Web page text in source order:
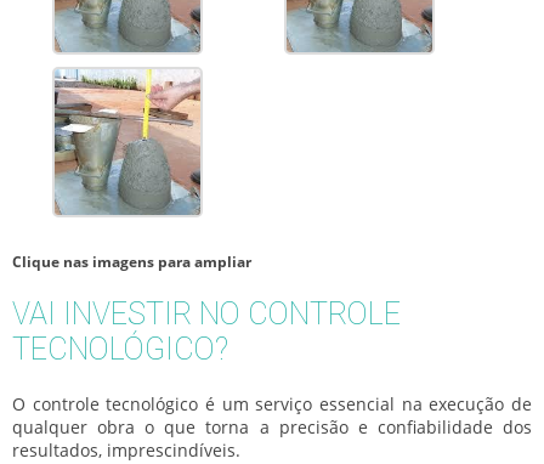
Clique nas imagens para ampliar
VAI INVESTIR NO CONTROLE
TECNOLÓGICO?
O controle tecnológico é um serviço essencial na execução de
qualquer obra o que torna a precisão e confiabilidade dos
resultados, imprescindíveis.